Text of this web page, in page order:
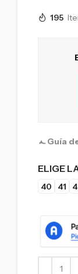
195
Guía
ELIGE
40 41